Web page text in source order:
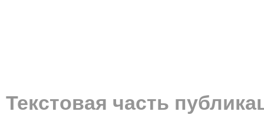
Текстовая часть